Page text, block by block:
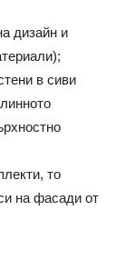
дизайн и
в сиви
то
на фасади от